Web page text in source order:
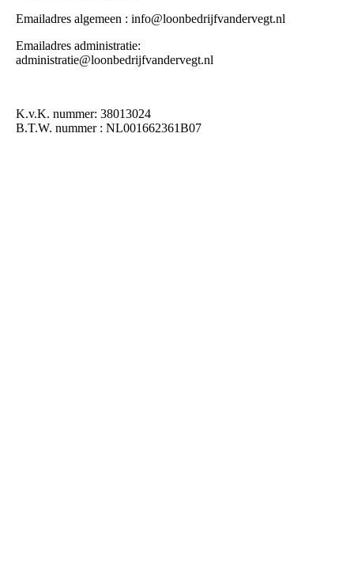
Emailadres algemeen : info@loonbedrijfvandervegt.nl
Emailadres administratie:
administratie@loonbedrijfvandervegt.nl
K.v.K. nummer: 38013024
B.T.W. nummer : NL001662361B07